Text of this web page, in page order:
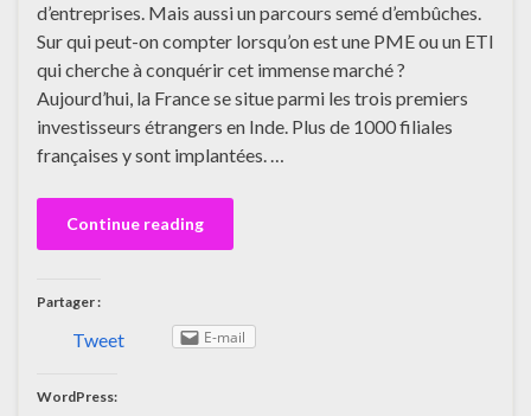
d’entreprises. Mais aussi un parcours semé d’embûches.
Sur qui peut-on compter lorsqu’on est une PME ou un ETI
qui cherche à conquérir cet immense marché ?
Aujourd’hui, la France se situe parmi les trois premiers
investisseurs étrangers en Inde. Plus de 1000 filiales
françaises y sont implantées. …
Continue reading
Partager :
Tweet E-mail
WordPress: